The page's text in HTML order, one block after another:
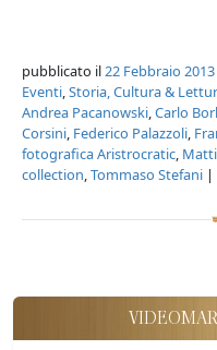
pubblicato il22 Febbraio 2013
Eventi,Storia, Cultura &
Andrea Pacanowski,Carlo
Corsini, Federico Palazzoli,
fotografica Aristrocratic,
collection,Tommaso Stefani |